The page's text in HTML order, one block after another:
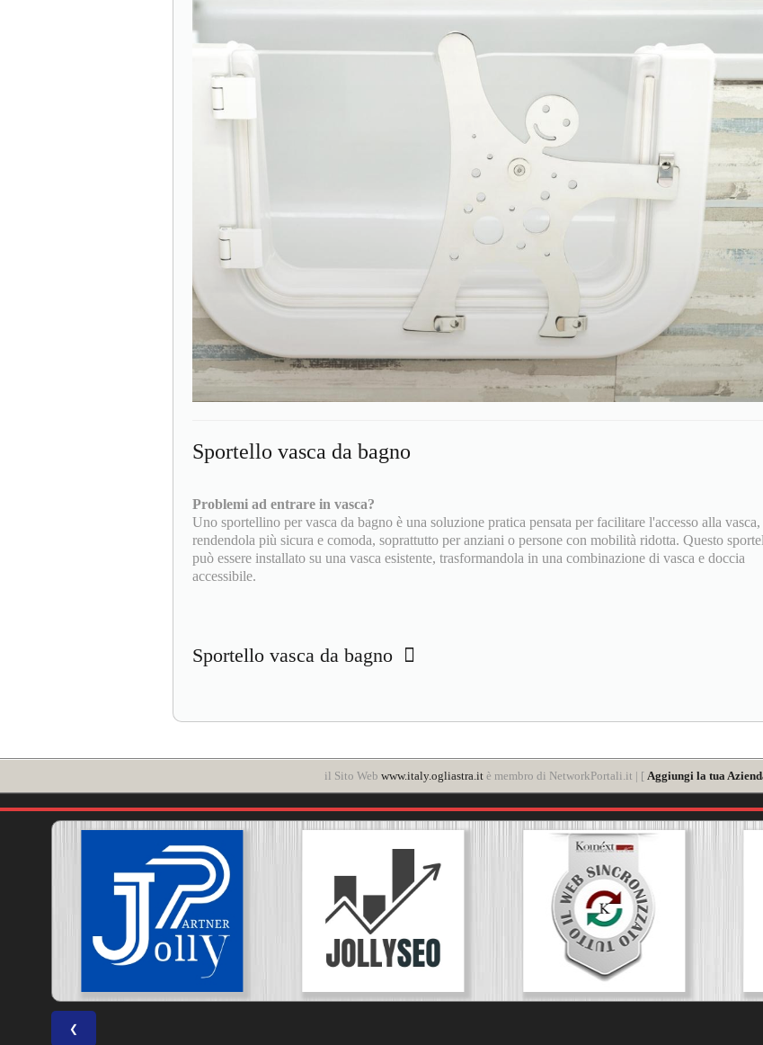
Sportello vasca da bagno
Problemi ad entrare in vasca?
Uno sportellino per vasca da bagno è una soluzione pratica pensata per facilitare l'accesso alla vasca,
rendendola più sicura e comoda, soprattutto per anziani o persone con mobilità ridotta. Questo
può essere installato su una vasca esistente, trasformandola in una combinazione di vasca e doccia
accessibile.
Sportello vasca da bagno
il Sito Web www.italy.ogliastra.itè membro di NetworkPortali.it | [ Aggiungi la tua
❮